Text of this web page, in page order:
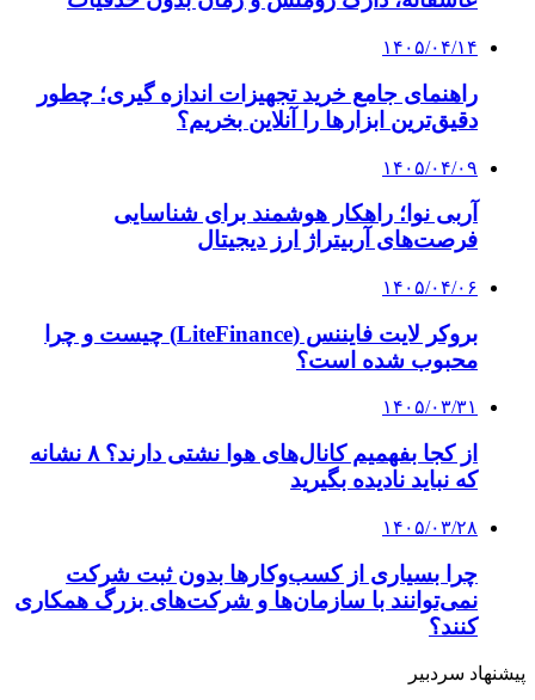
مذاکرات هسته‌ای ایران و آمریکا در مسقط آغاز
۱۴۰۳/۱۱/۱۳
خبر مهم از تجدیدنظر ایران در دکترین دفاعی کشور
کرد | دنیا چهره متفاوت ایرانِ قوی را خواهد دید
۱۴۰۳/۱۱/۱۱
۱۴۰۳/۱۱/۱۰
ترامپ: تصمیم دارم با ایران گفت‌وگو کنم
۱۴۰۳/۱۱/۰۹
وضعیت موجود نگران‌کننده است | موضع گیری
مقام برجسته امارات درباره حمله به ایران
کلیه حقوق متعلق به راهیان اقتصادی می باشد